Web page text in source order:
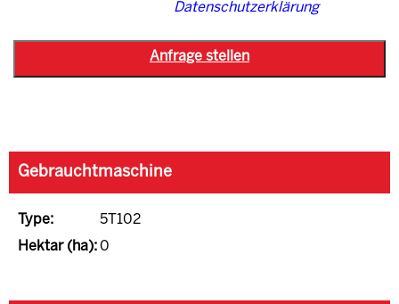
Datenschutzerklärung
Gebrauchtmaschine
Type:
5T102
Hektar (ha): 0